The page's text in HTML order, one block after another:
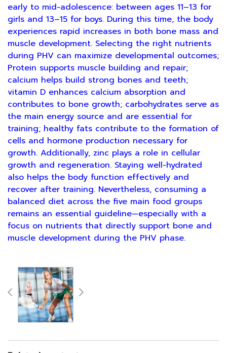
early to mid-adolescence: between ages 11–13 for
girls and 13–15 for boys. During this time, the body
experiences rapid increases in both bone mass and
muscle development. Selecting the right nutrients
during PHV can maximize developmental outcomes;
Protein supports muscle building and repair;
calcium helps build strong bones and teeth;
vitamin D enhances calcium absorption and
contributes to bone growth; carbohydrates serve as
the main energy source and are essential for
training; healthy fats contribute to the formation of
cells and hormone production necessary for
growth. Additionally, zinc plays a role in cellular
growth and regeneration. Staying well-hydrated
also helps the body function effectively and
recover after training. Nevertheless, consuming a
balanced diet across the five main food groups
remains an essential guideline—especially with a
focus on nutrients that directly support bone and
muscle development during the PHV phase.